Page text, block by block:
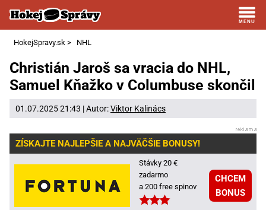
HokejSpravy.sk > NHL
Christián Jaroš sa vracia do NHL,
Samuel Kňažko v Columbuse skončil
01.07.2025 21:43 | Autor:Viktor Kalinács
ZÍSKAJTE NAJLEPŠIE A NAJVÄČŠIE BONUSY!
Stávky 20 €
zadarmo
a 200 free spinov
CHCEM
BONUS